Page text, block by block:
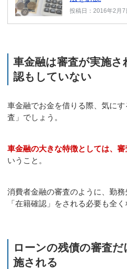
投稿日：2016年2月7
車金融は審査が実施
認もしていない
車金融でお金を借りる際、気に
査」でしょう。
車金融の大きな特徴としては、
いうこと。
消費者金融の審査のように、勤
「在籍確認」をされる必要も全く
ローンの残債の審査
施される